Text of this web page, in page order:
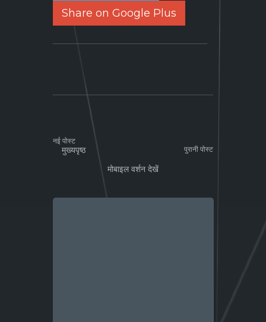
Share on Google Plus
नई पोस्ट
पुरानी पोस्ट
मुख्यपृष्ठ
मोबाइल वर्शन देखें